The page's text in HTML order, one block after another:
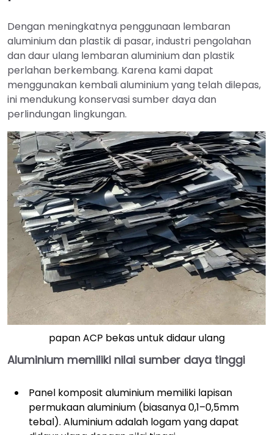
Dengan meningkatnya penggunaan lembaran
aluminium dan plastik di pasar, industri pengolahan
dan daur ulang lembaran aluminium dan plastik
perlahan berkembang. Karena kami dapat
menggunakan kembali aluminium yang telah dilepas,
ini mendukung konservasi sumber daya dan
perlindungan lingkungan.
papan ACP bekas untuk didaur ulang
Aluminium memiliki nilai sumber daya tinggi
Panel komposit aluminium memiliki lapisan
permukaan aluminium (biasanya 0,1–0,5mm
tebal). Aluminium adalah logam yang dapat